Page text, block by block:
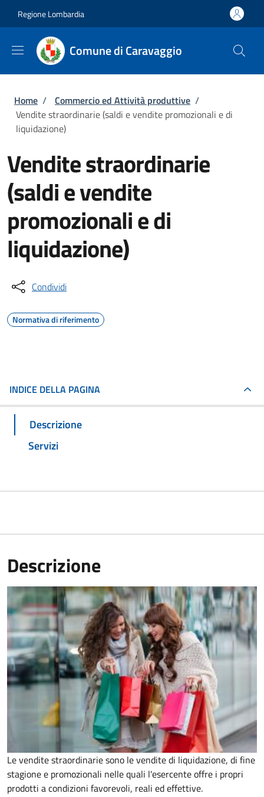
Regione Lombardia
Comune di Caravaggio
Briciole di pane
Home / Commercio ed Attività produttive /
Vendite straordinarie (saldi e vendite promozionali e di
liquidazione)
Vendite straordinarie
(saldi e vendite
promozionali e di
liquidazione)
Condividi
Normativa di riferimento
INDICE DELLA PAGINA
Descrizione
Servizi
Descrizione
Le vendite straordinarie sono le vendite di liquidazione, di fine
stagione e promozionali nelle quali l'esercente offre i propri
prodotti a condizioni favorevoli, reali ed effettive.